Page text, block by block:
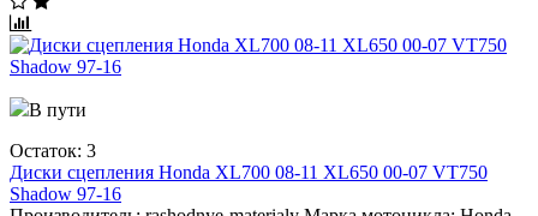
В пути
Остаток: 3
Диски сцепления Honda XL700 08-11 XL650 00-07 VT750
Shadow 97-16